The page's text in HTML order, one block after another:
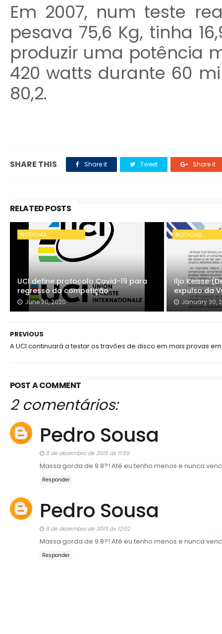
Em 2007, num teste
pesava 75,6 Kg, tinha
produzir uma potência
420 watts durante 60
80,2.
SHARE THIS Share it Tweet Share it
RELATED POSTS
NOTÍCIAS
UCI define protocolo Covid-19 para
regresso da competição
June 20, 2020
NOTÍCIAS
Iljo Keisse
expulso da
January 30,
PREVIOUS
A UCI continuará a testar os travões de disco em mais provas em
POST A COMMENT
2 comentários:
Pedro Sousa
8 de dezembro de 2015 às 11:59
Massa gorda de 9.8?! Até eu tenho menos e nunca
Responder
Pedro Sousa
8 de dezembro de 2015 às 12:02
Massa gorda de 9.8?! Até eu tenho menos e nunca
Responder